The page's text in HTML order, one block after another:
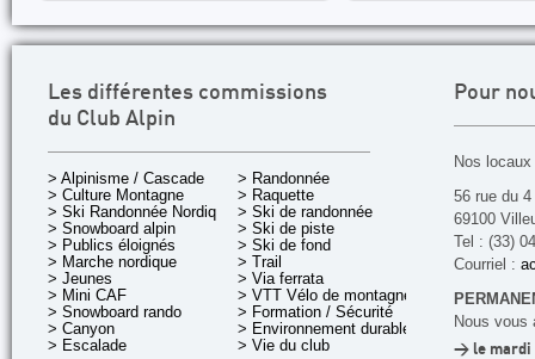
Les différentes commissions
du Club Alpin
> Alpinisme / Cascade
> Culture Montagne
> Ski Randonnée Nordique
> Snowboard alpin
> Publics éloignés
> Marche nordique
> Jeunes
> Mini CAF
> Snowboard rando
> Canyon
> Escalade
> Randonnée
> Raquette
> Ski de randonnée
> Ski de piste
> Ski de fond
> Trail
> Via ferrata
> VTT Vélo de montagne
> Formation / Sécurité
> Environnement durable
> Vie du club
Pour
Nos
56 rue du
69100
Tel : (33)
Courriel :
Nous vous
> le mardi